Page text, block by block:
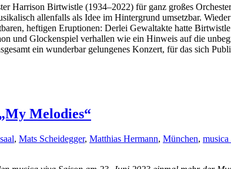
Harrison Birtwistle (1934–2022) für ganz großes
allenfalls als Idee im Hintergrund umsetzbar.
heftigen Eruptionen: Derlei Gewaltakte hatte
und Glockenspiel verhallen wie ein Hinweis auf die
ein wunderbar gelungenes Konzert, für das sich
Melodies“
, Mats Scheidegger, Matthias Hermann, München, musica